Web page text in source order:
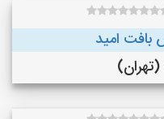
بافت امید